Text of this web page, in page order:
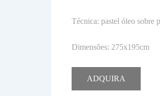
Técnica: pastel óleo sobre
Dimensões: 275x195cm
ADQUIRA